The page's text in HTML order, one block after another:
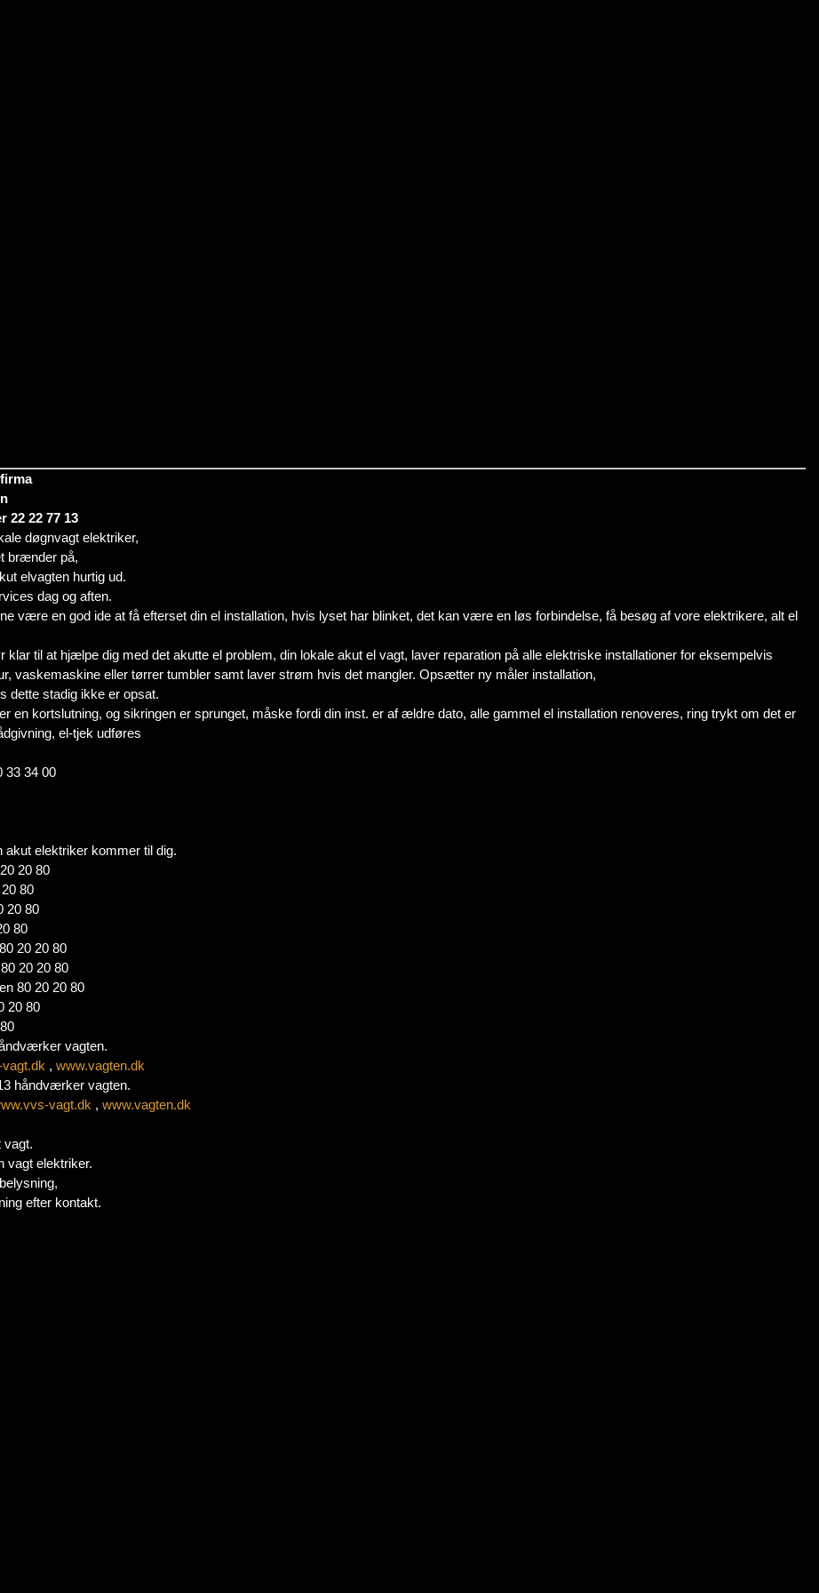
22 22 77 13
døgnvagt elektriker,
brænder på,
elvagten hurtig ud.
dag og aften.
være en god ide at få efterset din el installation, hvis lyset har blinket, det kan være en løs forbindelse, få besøg af vore elektrikere, alt el
til at hjælpe dig med det akutte el problem, din lokale akut el vagt, laver reparation på alle elektriske installationer for eksempelvis
vaskemaskine eller tørrer tumbler samt laver strøm hvis det mangler. Opsætter ny måler installation,
dette stadig ikke er opsat.
kortslutning, og sikringen er sprunget, måske fordi din inst. er af ældre dato, alle gammel el installation renoveres, ring trykt om det er
el-tjek udføres
33 34 00
akut elektriker kommer til dig.
20 80
80
20 80
80
20 20 80
20 20 80
80 20 20 80
20 80
vagten.
, www.vagten.dk
håndværker vagten.
vagt.dk , www.vagten.dk
vagt.
vagt elektriker.
efter kontakt.